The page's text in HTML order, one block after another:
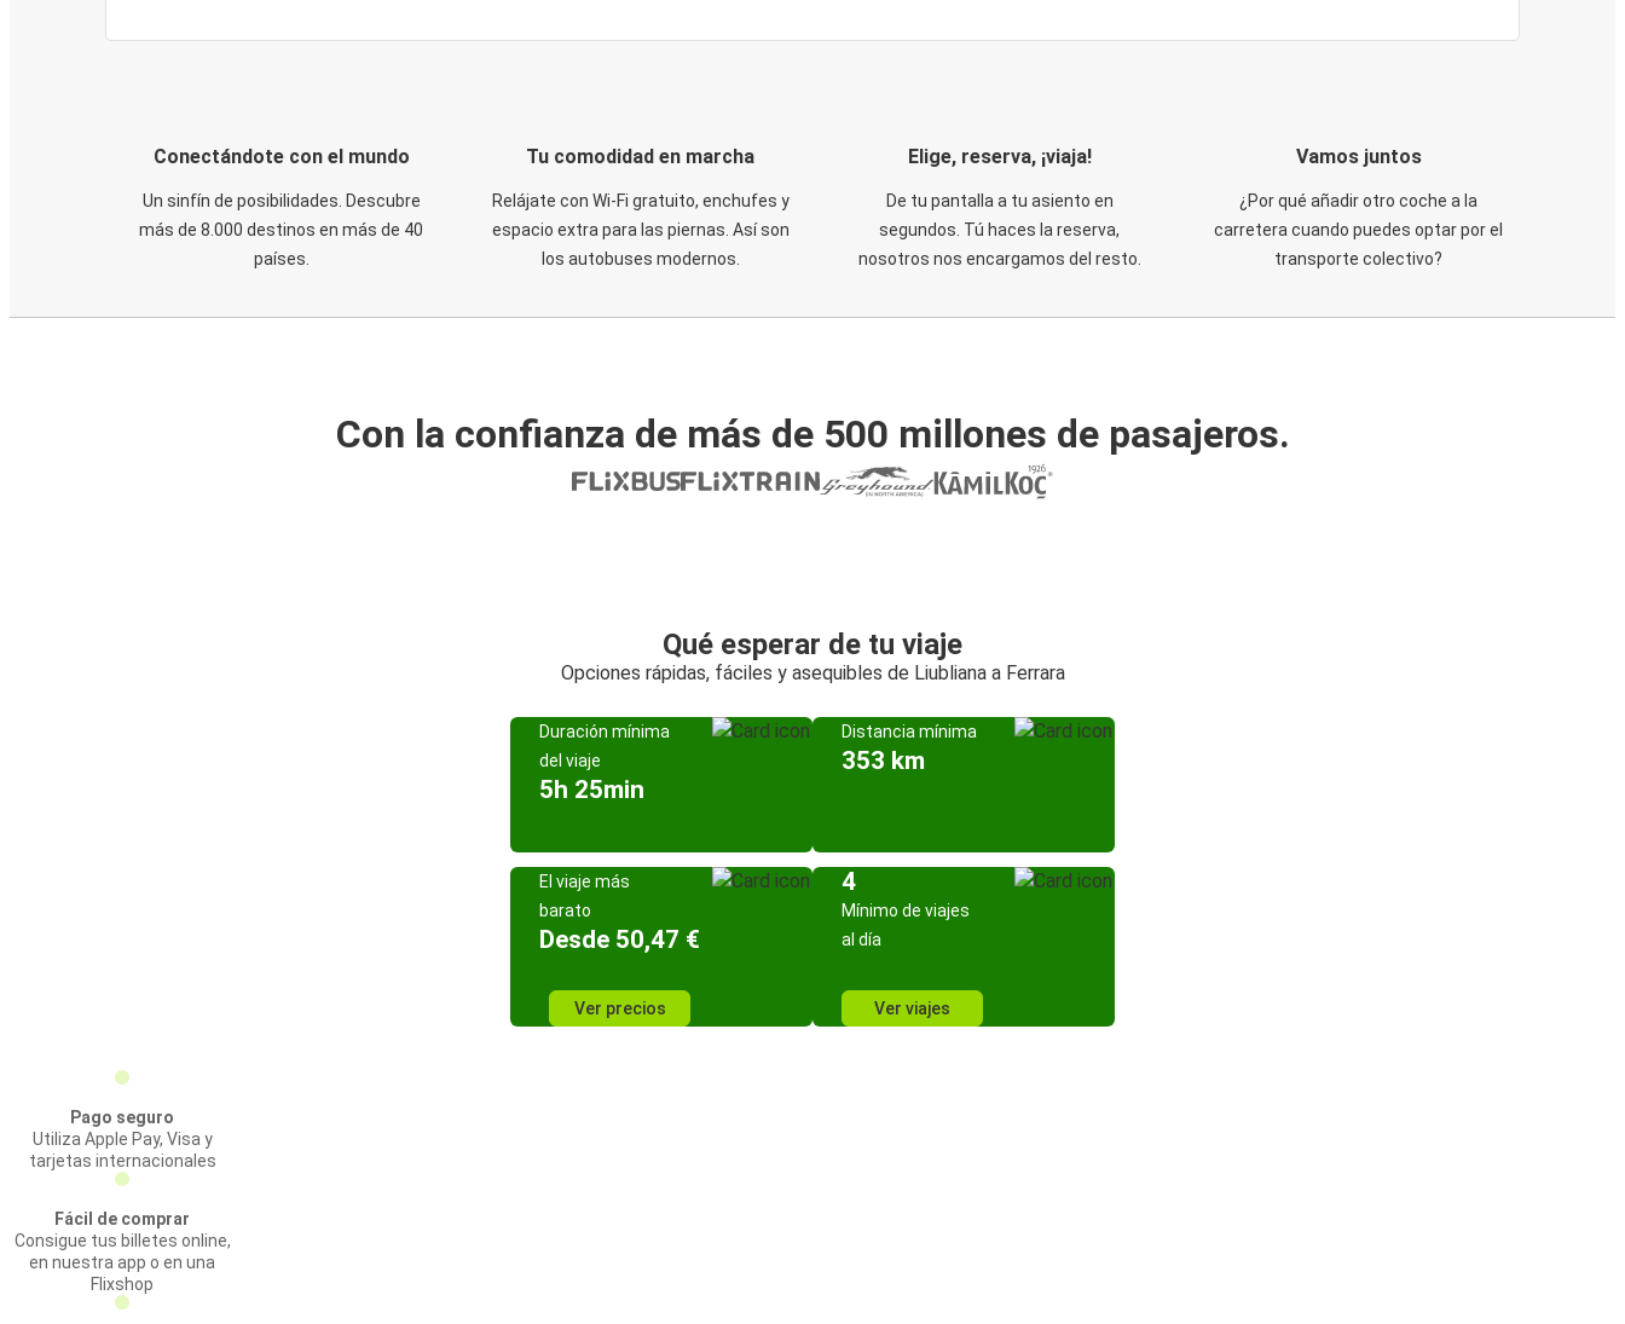
Conectándote con el mundo
Un sinfín de posibilidades. Descubre
más de 8.000 destinos en más de 40
países.
Tu comodidad en marcha
Relájate con Wi-Fi gratuito, enchufes y
espacio extra para las piernas. Así son
los autobuses modernos.
Elige, reserva, ¡viaja!
De tu pantalla a tu asiento en
segundos. Tú haces la reserva,
nosotros nos encargamos del resto.
Vamos juntos
¿Por qué añadir otro coche a la
carretera cuando puedes optar por el
transporte colectivo?
Con la confianza de más de 500 millones de pasajeros.
Qué esperar de tu viaje
Opciones rápidas, fáciles y asequibles de Liubliana a Ferrara
Duración mínima
del viaje
5h 25min
Distancia mínima
353 km
El viaje más
barato
Desde 50,47 €
Ver precios
4
Mínimo de viajes
al día
Ver viajes
Pago seguro
Utiliza Apple Pay, Visa y
tarjetas internacionales
Fácil de comprar
Consigue tus billetes online,
en nuestra app o en una
Flixshop